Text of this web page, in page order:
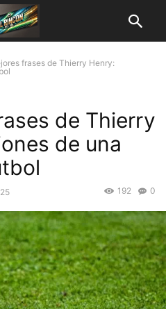
frases de Thierry Henry:
de Thierry
de una
0
192